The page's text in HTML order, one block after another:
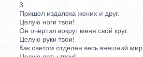
3
Пришел издалека жених и друг.
Целую ноги твои!
Он очертил вокруг меня свой круг.
Целую руки твои!
Как светом отделен весь внешний мир.